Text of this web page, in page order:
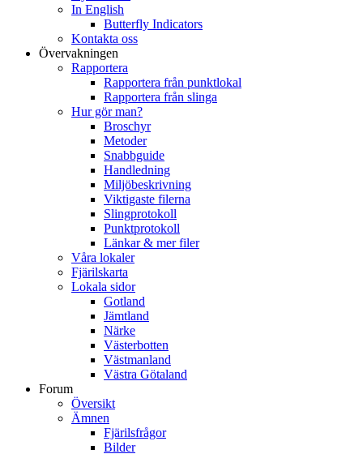
In English
Butterfly Indicators
Kontakta oss
Övervakningen
Rapportera
Rapportera från punktlokal
Rapportera från slinga
Hur gör man?
Broschyr
Metoder
Snabbguide
Handledning
Miljöbeskrivning
Viktigaste filerna
Slingprotokoll
Punktprotokoll
Länkar & mer filer
Våra lokaler
Fjärilskarta
Lokala sidor
Gotland
Jämtland
Närke
Västerbotten
Västmanland
Västra Götaland
Forum
Översikt
Ämnen
Fjärilsfrågor
Bilder